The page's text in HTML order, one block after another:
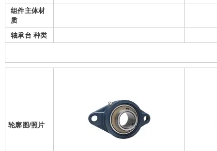
组件主体材
质
轴承台 种类
轮廓图/照片